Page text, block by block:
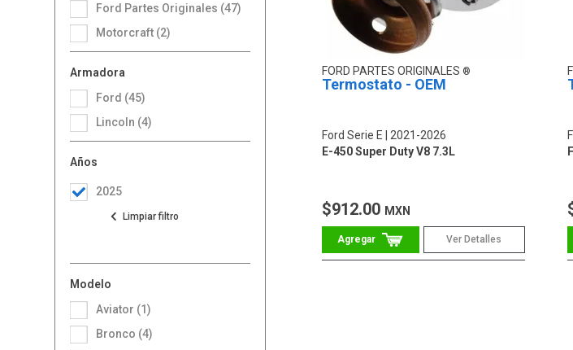
Ford Partes Originales (47)
Motorcraft (2)
Armadora
Ford (45)
Lincoln (4)
Modelo
Aviator (1)
Bronco (4)
Años
2025
FORD PARTES ORIGINALES
Termostato - OEM
Ford Serie E
2021-2026
E-450 Super Duty V8 7.3L
$912.00 MXN
Ver Detalles